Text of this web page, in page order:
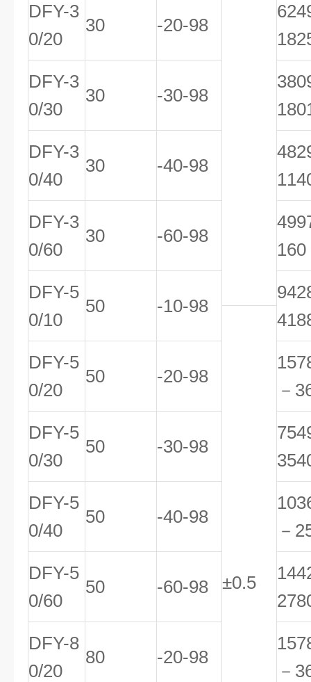
DFY-3
0/20
30 -20-98
DFY-3
0/30
30 -30-98
DFY-3
0/40
30 -40-98
DFY-3
0/60
30 -60-98
160
DFY-5
0/10
50 -10-98
±0.5
DFY-5
0/20
50 -20-98
－
DFY-5
0/30
50 -30-98
DFY-5
0/40
50 -40-98
－
DFY-5
0/60
50 -60-98
DFY-8
0/20
80 -20-98
－